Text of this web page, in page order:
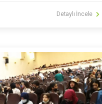
Detaylı İncele